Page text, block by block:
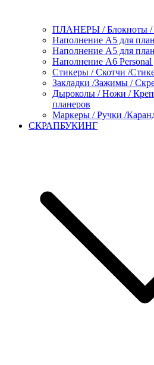
ПЛАНЕРЫ / Блокноты /
Наполнение А5 для
Наполнение А5 для
Наполнение А6 Personal
Стикеры / Скотчи /
Закладки /Зажимы /
Дыроколы / Ножи /
планеров
Маркеры / Ручки /
СКРАПБУКИНГ